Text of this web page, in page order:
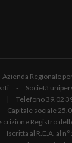
Regionale
- Società
| Telefono 39.02
sociale
Registro
al R.E.A. al